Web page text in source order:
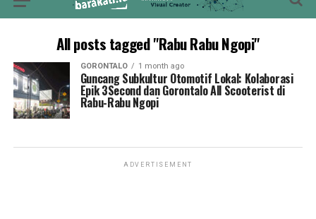
All posts tagged "Rabu Rabu Ngopi"
GORONTALO 1 month ago
Guncang Subkultur Otomotif Lokal: Kolaborasi
Epik 3Second dan Gorontalo All Scooterist di
Rabu-Rabu Ngopi
ADVERTISEMENT